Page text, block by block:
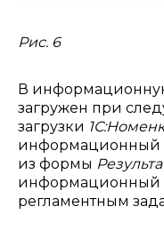
Рис. 6
В
загружен при
загрузки
информационный
из формы
информационный
регламентным